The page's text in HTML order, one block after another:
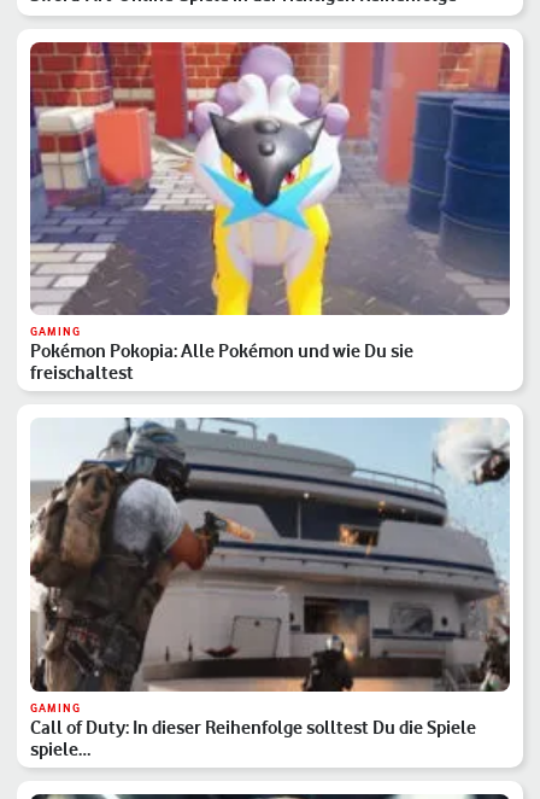
GAMING
Pokémon Pokopia: Alle Pokémon und wie Du sie
freischaltest
GAMING
Call of Duty: In dieser Reihenfolge solltest Du die Spiele
spiele…